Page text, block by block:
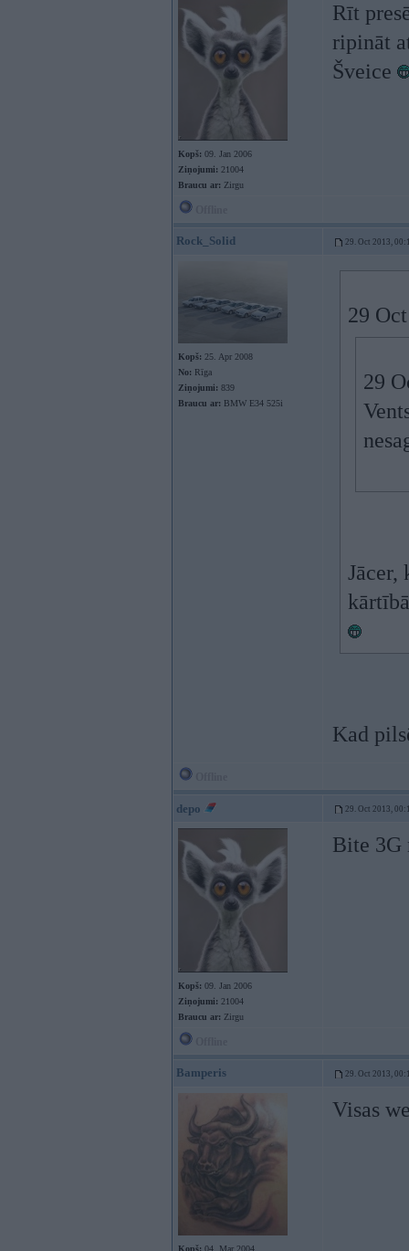
Kopš: 09. Jan 2006
Ziņojumi: 21004
Braucu ar: Zirgu
Rīt
ripināt
Šveice
Rock_Solid 29. Oct 2013,
Kopš: 25. Apr 2008
No: Rīga
Ziņojumi: 839
Braucu ar: BMW E34 525i
29
29
Jācer,
Kad
depo 29. Oct 2013,
Kopš: 09. Jan 2006
Ziņojumi: 21004
Braucu ar: Zirgu
Bite 3G
Bamperis 29. Oct 2013,
Kopš: 04. Mar 2004
Visas